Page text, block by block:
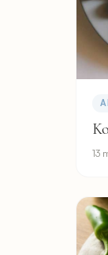
13